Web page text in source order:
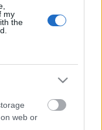
my
the
web or